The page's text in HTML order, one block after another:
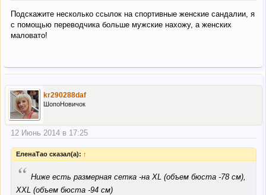
Подскажите несколько ссылок на спортивные женские сандалии, я
с помощью переводчика больше мужские нахожу, а женских
маловато!
kr290288daf
ШопоНовичок
12 Июнь 2014 в 17:25
ЕленаТао сказал(а): ↑
“ Ниже есть размерная сетка -на XL (объем бюста -78 см),
ХXL (объем бюста -94 см)